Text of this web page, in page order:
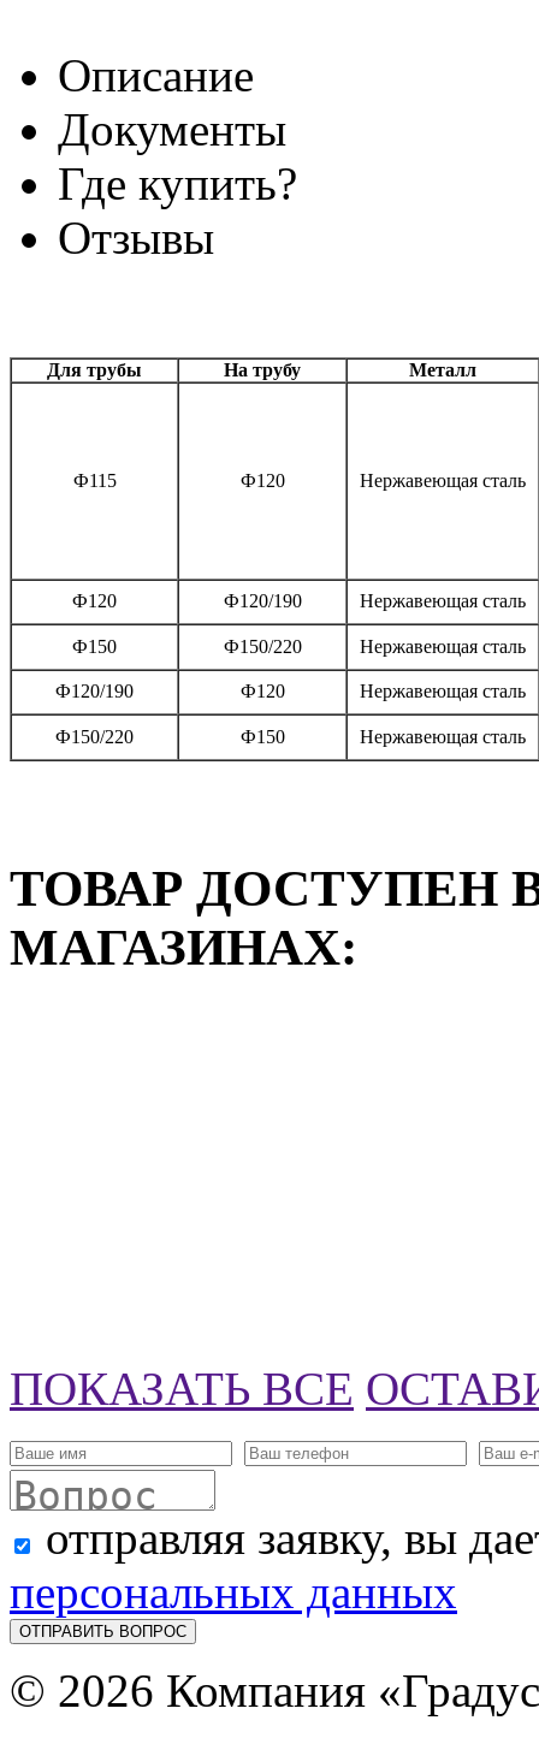
Описание
Документы
Где купить?
Отзывы
Для трубы На трубу Металл
Ф115 Ф120 Нержавеющая сталь
Ф120 Ф120/190 Нержавеющая сталь
Ф150 Ф150/220 Нержавеющая сталь
Ф120/190 Ф120 Нержавеющая сталь
Ф150/220 Ф150 Нержавеющая сталь
ТОВАР
МАГАЗИНАХ:
ПОКАЗАТЬ ВСЕ
отправляя заявку, вы
персональных данных
© 2026 Компания